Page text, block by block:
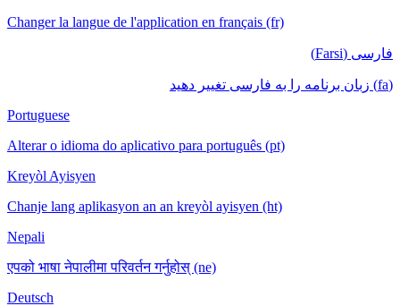
Changer la langue de l'application en français (fr)
فارسی (Farsi)
(fa) زبان برنامه را به فارسی تغییر دهید
Portuguese
Alterar o idioma do aplicativo para português (pt)
Kreyòl Ayisyen
Chanje lang aplikasyon an an kreyòl ayisyen (ht)
Nepali
एपको भाषा नेपालीमा परिवर्तन गर्नुहोस् (ne)
Deutsch